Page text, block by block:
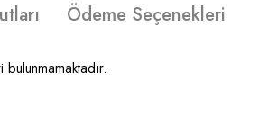
Ödeme Seçenekleri
bulunmamaktadır.